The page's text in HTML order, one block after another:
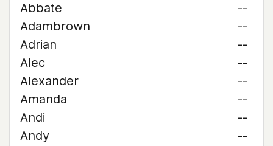
Abbate
--
Adambrown
--
Adrian
--
Alec
--
Alexander
--
Amanda
--
Andi
--
Andy
--